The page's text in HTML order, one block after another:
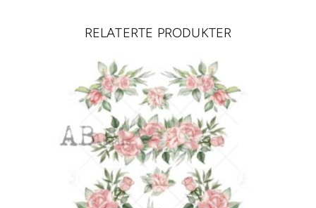
RELATERTE PRODUKTER